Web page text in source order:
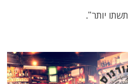
יותר".